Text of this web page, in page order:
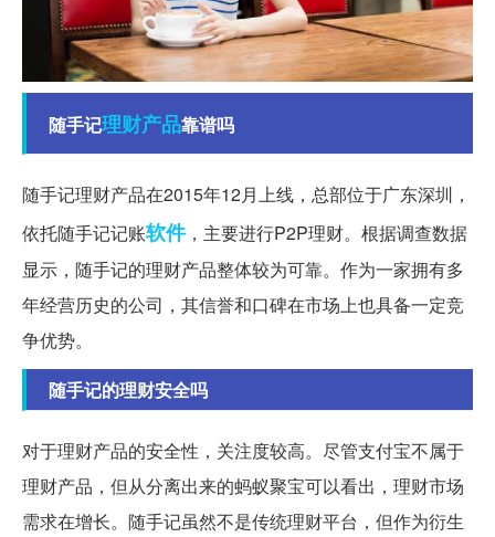
随手记理财产品靠谱吗
随手记理财产品在2015年12月上线，总部位于广东深圳，
依托随手记记账软件，主要进行P2P理财。根据调查数据
显示，随手记的理财产品整体较为可靠。作为一家拥有多
年经营历史的公司，其信誉和口碑在市场上也具备一定竞
争优势。
随手记的理财安全吗
对于理财产品的安全性，关注度较高。尽管支付宝不属于
理财产品，但从分离出来的蚂蚁聚宝可以看出，理财市场
需求在增长。随手记虽然不是传统理财平台，但作为衍生